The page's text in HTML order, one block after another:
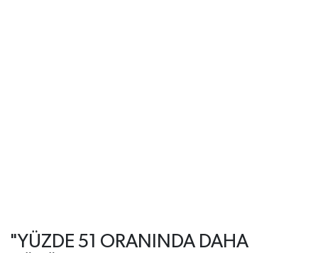
"YÜZDE 51 ORANINDA DAHA